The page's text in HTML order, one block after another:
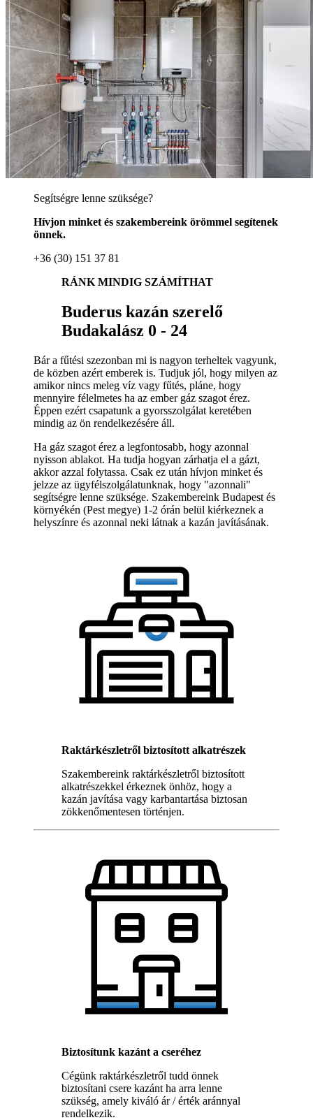
Segítségre lenne szüksége?
Hívjon minket és szakembereink örömmel segítenek
önnek.
+36 (30) 151 37 81
RÁNK MINDIG SZÁMÍTHAT
Buderus kazán szerelő
Budakalász 0 - 24
Bár a fűtési szezonban mi is nagyon terheltek vagyunk,
de közben azért emberek is. Tudjuk jól, hogy milyen az
amikor nincs meleg víz vagy fűtés, pláne, hogy
mennyire félelmetes ha az ember gáz szagot érez.
Éppen ezért csapatunk a gyorsszolgálat keretében
mindig az ön rendelkezésére áll.
Ha gáz szagot érez a legfontosabb, hogy azonnal
nyisson ablakot. Ha tudja hogyan zárhatja el a gázt,
akkor azzal folytassa. Csak ez után hívjon minket és
jelzze az ügyfélszolgálatunknak, hogy "azonnali"
segítségre lenne szüksége. Szakembereink Budapest és
környékén (Pest megye) 1-2 órán belül kiérkeznek a
helyszínre és azonnal neki látnak a kazán javításának.
Raktárkészletről biztosított alkatrészek
Szakembereink raktárkészletről biztosított
alkatrészekkel érkeznek önhöz, hogy a
kazán javítása vagy karbantartása biztosan
zökkenőmentesen történjen.
Biztosítunk kazánt a cseréhez
Cégünk raktárkészletről tudd önnek
biztosítani csere kazánt ha arra lenne
szükség, amely kiváló ár / érték aránnyal
rendelkezik.